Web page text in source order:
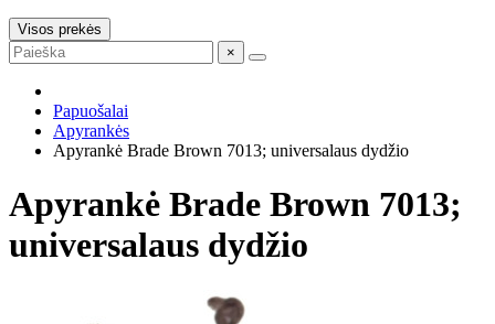
Visos prekės
×
Papuošalai
Apyrankės
Apyrankė Brade Brown 7013; universalaus dydžio
Apyrankė Brade Brown 7013;
universalaus dydžio